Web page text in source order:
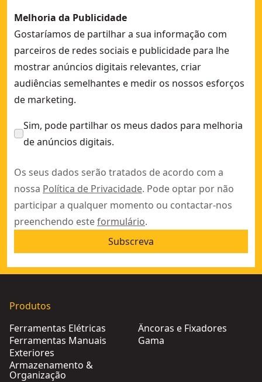
Melhoria da Publicidade
Gostaríamos de partilhar a sua informação com
parceiros de redes sociais e publicidade para lhe
mostrar anúncios digitais relevantes, criar
audiências semelhantes e medir os nossos esforços
de marketing.
Sim, pode partilhar os meus dados para melhoria
de anúncios digitais.
Os seus dados serão tratados de acordo com a
nossa Política de Privacidade. Pode optar por não
participar a qualquer momento ou contactar-nos
preenchendo esteformulário.
Subscreva
Produtos
Ferramentas Elétricas
Ferramentas Manuais
Exteriores
Armazenamento &
Organização
Âncoras e Fixadores
Gama